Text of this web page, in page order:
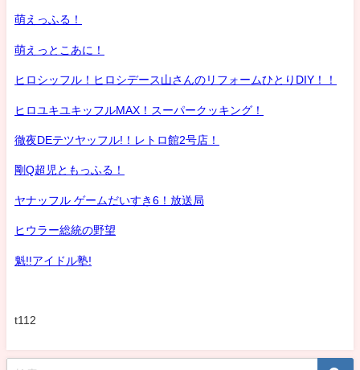
萌えっふる！
萌えっとこあに！
ヒロシッフル！ヒロシデース山さんのリフォームひとりDIY！！
ヒロユキユキッフルMAX！スーパークッキング！
徹夜DEテツヤッフル!！レトロ館2号店！
剛Q超児ともっふる！
ヤナッフル ゲームだいすき6！放送局
ヒウラー総統の野望
魁!!アイドル塾!
t112